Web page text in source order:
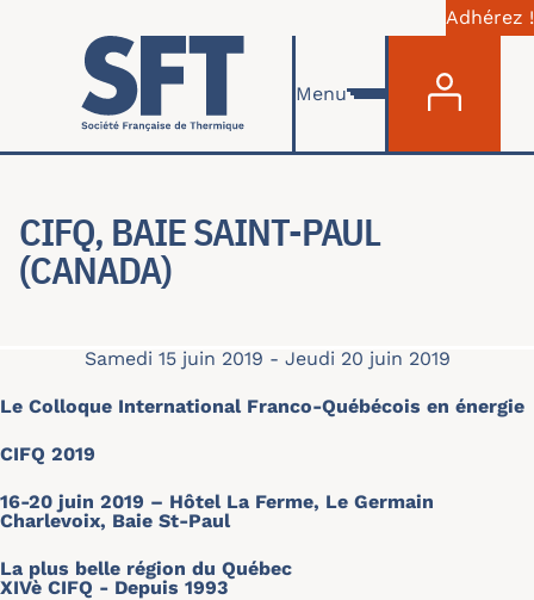
Aller au contenu principal
Adhérez !
Menu
CIFQ, BAIE SAINT-PAUL
(CANADA)
Samedi 15 juin 2019 - Jeudi 20 juin 2019
Le Colloque International Franco-Québécois en énergie
CIFQ 2019
16-20 juin 2019 – Hôtel La Ferme, Le Germain
Charlevoix, Baie St-Paul
La plus belle région du Québec
XIVè CIFQ - Depuis 1993